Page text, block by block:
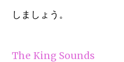
しましょう。
The King Sounds